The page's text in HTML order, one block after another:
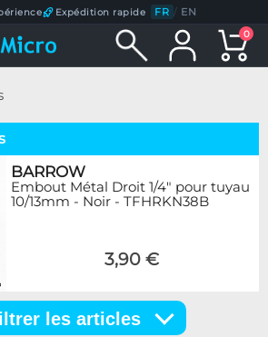
Expédition rapide FR / EN
0
BARROW
Embout Métal Droit 1/4" pour tuyau
10/13mm - Noir - TFHRKN38B
3,90 €
les articles